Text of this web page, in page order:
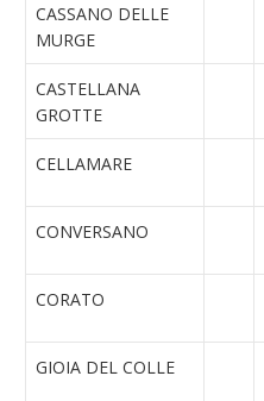
CASSANO DELLE
MURGE
CASTELLANA
GROTTE
CELLAMARE
CONVERSANO
CORATO
GIOIA DEL COLLE